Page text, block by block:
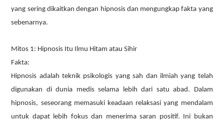
yang sering dikaitkan dengan hipnosis dan mengungkap fakta yang
sebenarnya.
Mitos 1: Hipnosis Itu Ilmu Hitam atau Sihir
Fakta:
Hipnosis adalah teknik psikologis yang sah dan ilmiah yang telah
digunakan di dunia medis selama lebih dari satu abad. Dalam
hipnosis, seseorang memasuki keadaan relaksasi yang mendalam
untuk dapat lebih fokus dan menerima saran positif. Ini bukan